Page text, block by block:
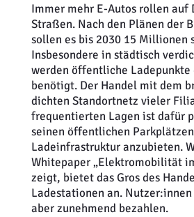
Immer mehr E-Autos rollen auf
Straßen. Nach den Plänen der
sollen es bis 2030 15 Millionen
Insbesondere in städtisch
werden öffentliche Ladepunkte
benötigt. Der Handel mit dem
dichten Standortnetz vieler
frequentierten Lagen ist dafür
seinen öffentlichen Parkplätzen
Ladeinfrastruktur anzubieten.
Whitepaper „Elektromobilität
zeigt, bietet das Gros des
Ladestationen an.
aber zunehmend bezahlen.
Logistik + Verpackung
Marketing
Payment
Personal
Public Relations